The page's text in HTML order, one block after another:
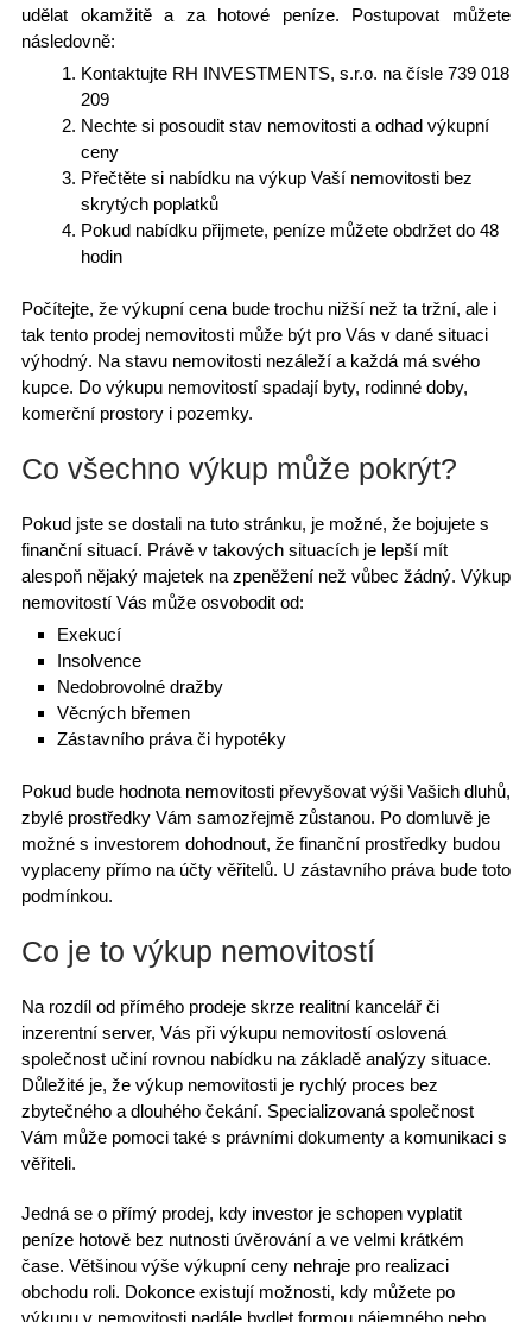
udělat okamžitě a za hotové peníze. Postupovat můžete
následovně:
Kontaktujte RH INVESTMENTS, s.r.o. na čísle 739 018
209
Nechte si posoudit stav nemovitosti a odhad výkupní
ceny
Přečtěte si nabídku na výkup Vaší nemovitosti bez
skrytých poplatků
Pokud nabídku přijmete, peníze můžete obdržet do 48
hodin
Počítejte, že výkupní cena bude trochu nižší než ta tržní, ale i
tak tento prodej nemovitosti může být pro Vás v dané situaci
výhodný. Na stavu nemovitosti nezáleží a každá má svého
kupce. Do výkupu nemovitostí spadají byty, rodinné doby,
komerční prostory i pozemky.
Co všechno výkup může pokrýt?
Pokud jste se dostali na tuto stránku, je možné, že bojujete s
finanční situací. Právě v takových situacích je lepší mít
alespoň nějaký majetek na zpeněžení než vůbec žádný. Výkup
nemovitostí Vás může osvobodit od:
Exekucí
Insolvence
Nedobrovolné dražby
Věcných břemen
Zástavního práva či hypotéky
Pokud bude hodnota nemovitosti převyšovat výši Vašich dluhů,
zbylé prostředky Vám samozřejmě zůstanou. Po domluvě je
možné s investorem dohodnout, že finanční prostředky budou
vyplaceny přímo na účty věřitelů. U zástavního práva bude toto
podmínkou.
Co je to výkup nemovitostí
Na rozdíl od přímého prodeje skrze realitní kancelář či
inzerentní server, Vás při výkupu nemovitostíoslovená
společnost učiní rovnou nabídku na základě analýzy situace.
Důležité je, že výkup nemovitosti je rychlý proces bez
zbytečného a dlouhého čekání. Specializovaná společnost
Vám může pomoci také s právními dokumenty a komunikaci s
věřiteli.
Jedná se o přímý prodej, kdy investor je schopen vyplatit
peníze hotověbez nutnosti úvěrování a ve velmi krátkém
čase. Většinou výše výkupní ceny nehraje pro realizaci
obchodu roli. Dokonce existují možnosti, kdy můžete po
výkupu v nemovitosti nadále bydlet formou nájemného nebo